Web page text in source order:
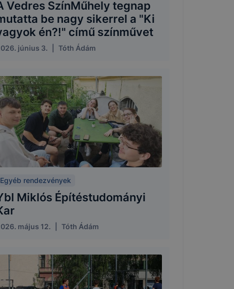
Vedres SzínMűhely tegnap
be nagy sikerrel a "Ki
én?!" című színművet
június 3. Tóth Ádám
Egyéb rendezvények
Miklós Építéstudományi
május 12. Tóth Ádám